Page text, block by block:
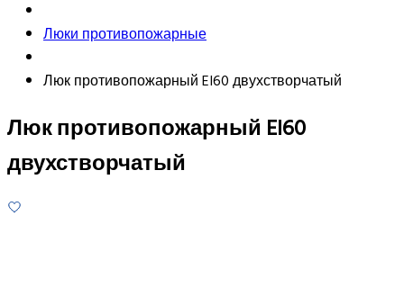
Люки противопожарные
Люк противопожарный EI60 двухстворчатый
Люк противопожарный EI60
двухстворчатый